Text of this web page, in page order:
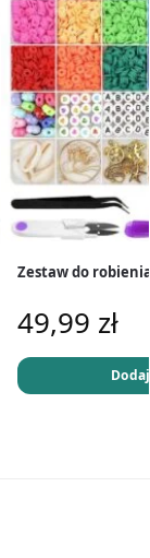
Zestaw do
49,99 zł